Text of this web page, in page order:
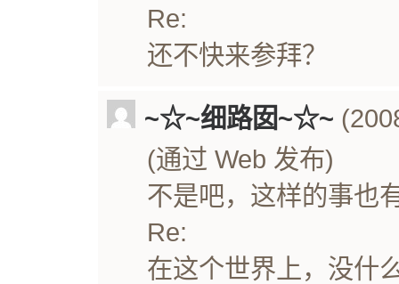
Re:
还不快来参拜？
~☆~细路囡~☆~
(通过 Web 发布)
不是吧，这样的事也
Re:
在这个世界上，没什